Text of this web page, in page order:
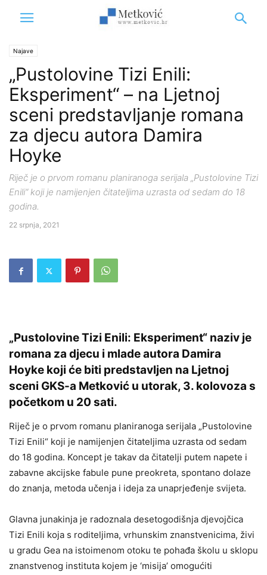
Najave
„Pustolovine Tizi Enili:
Eksperiment“ – na Ljetnoj
sceni predstavljanje romana
za djecu autora Damira
Hoyke
Riječ je o prvom romanu planiranoga serijala „Pustolovine Tizi
Enili“ koji je namijenjen čitateljima uzrasta od sedam do 18
godina.
22 srpnja, 2021
„Pustolovine Tizi Enili: Eksperiment“ naziv je
romana za djecu i mlade autora Damira
Hoyke koji će biti predstavljen na Ljetnoj
sceni GKS-a Metković u utorak, 3. kolovoza s
početkom u 20 sati.
Riječ je o prvom romanu planiranoga serijala „Pustolovine
Tizi Enili“ koji je namijenjen čitateljima uzrasta od sedam
do 18 godina. Koncept je takav da čitatelji putem napete i
zabavne akcijske fabule pune preokreta, spontano dolaze
do znanja, metoda učenja i ideja za unaprjeđenje svijeta.
Glavna junakinja je radoznala desetogodišnja djevojčica
Tizi Enili koja s roditeljima, vrhunskim znanstvenicima, živi
u gradu Gea na istoimenom otoku te pohađa školu u sklopu
znanstvenog instituta kojem je ‘misija’ omogućiti